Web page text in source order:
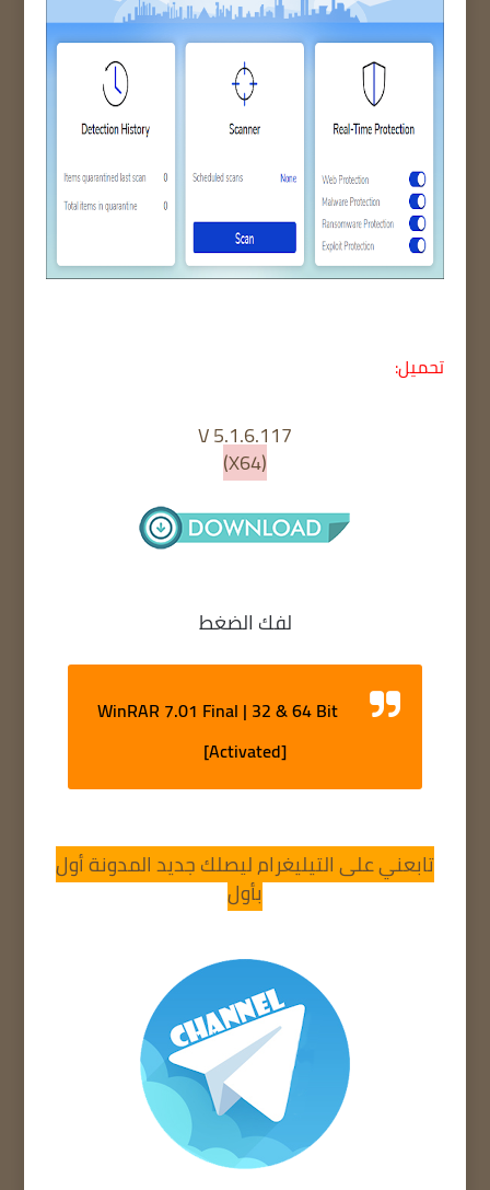
تحميل:
117.V 5.1.6
(X64)
لفك الضغط
WinRAR 7.01 Final | 32 & 64 Bit
[Activated]
تابعني على التيليغرام ليصلك جديد المدونة أول
بأول